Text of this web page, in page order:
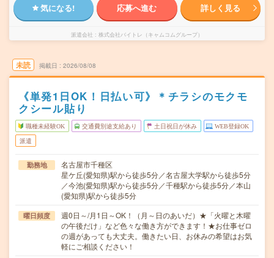
気になる! 応募へ進む 詳しく見る
派遣会社 株式会社バイトレ（キャムコムグループ）
未読 掲載日 2026/08/08
《単発1日OK！日払い可》＊チラシのモクモ
クシール貼り
職種未経験OK 交通費別途支給あり 土日祝日が休み WEB登録OK
派遣
勤務地
名古屋市千種区
星ケ丘(愛知県)駅から徒歩5分／名古屋大学駅から徒歩5分
／今池(愛知県)駅から徒歩5分／千種駅から徒歩5分／本山
(愛知県)駅から徒歩5分
曜日頻度
週0日～/月1日～OK！（月～日のあいだ）★「火曜と木曜
の午後だけ」など色々な働き方ができます！★お仕事ゼロ
の週があっても大丈夫。働きたい日、お休みの希望はお気
軽にご相談ください！